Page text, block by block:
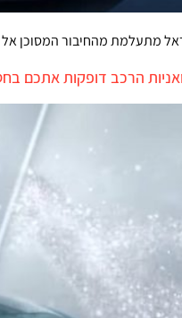
מתעלמת מהחיבור המסוכן